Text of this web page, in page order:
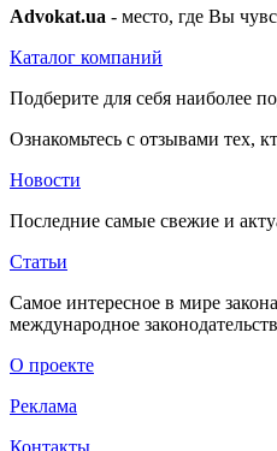
Advokat.ua - место, где Вы
Каталог компаний
Подберите для себя наиболее
Ознакомьтесь с отзывами тех,
Новости
Последние самые свежие и
Статьи
Самое интересное в мире
международное
О проекте
Реклама
Контакты